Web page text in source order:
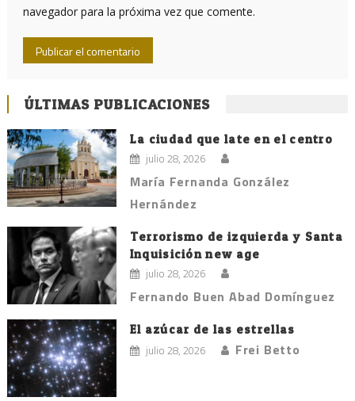
navegador para la próxima vez que comente.
ÚLTIMAS PUBLICACIONES
La ciudad que late en el centro
julio 28, 2026
María Fernanda González
Hernández
Terrorismo de izquierda y Santa
Inquisición new age
julio 28, 2026
Fernando Buen Abad Domínguez
El azúcar de las estrellas
julio 28, 2026 Frei Betto